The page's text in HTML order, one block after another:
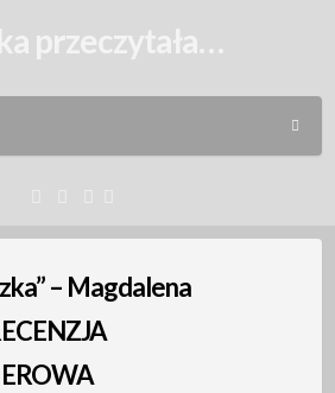
przeczytała…
– Magdalena